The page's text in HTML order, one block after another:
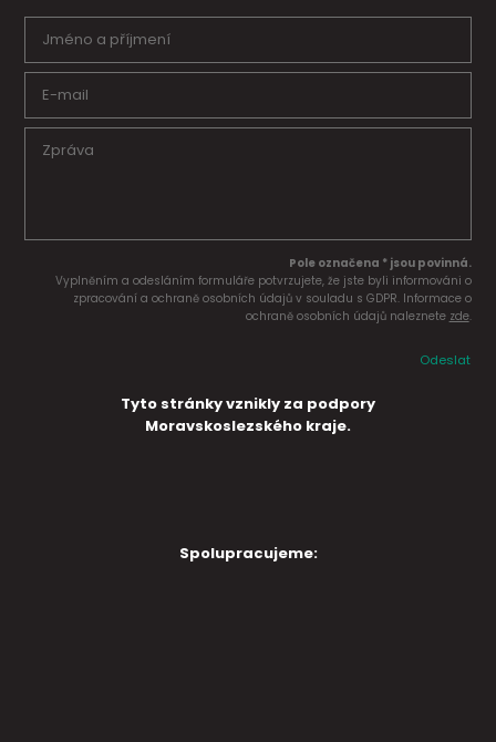
Pole označena * jsou povinná.
Vyplněním a odesláním formuláře potvrzujete, že jste byli informováni o
zpracování a ochraně osobních údajů v souladu s GDPR. Informace o
ochraně osobních údajů naleznete zde.
Odeslat
Tyto stránky vznikly za podpory
Moravskoslezského kraje.
Spolupracujeme: